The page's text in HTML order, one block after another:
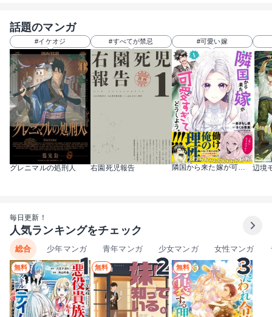
話題のマンガ
#イケオジ
グレニマルの処刑人
#すべてが禁忌
右園死児報告
#可愛い嫁
隣国から来た嫁が可愛すぎてどうしよう。（コミック）
毎日更新！
人気ランキングをチェック
総合 少年マンガ 青年マンガ 少女マンガ 女性マンガ
無料 無料 無料